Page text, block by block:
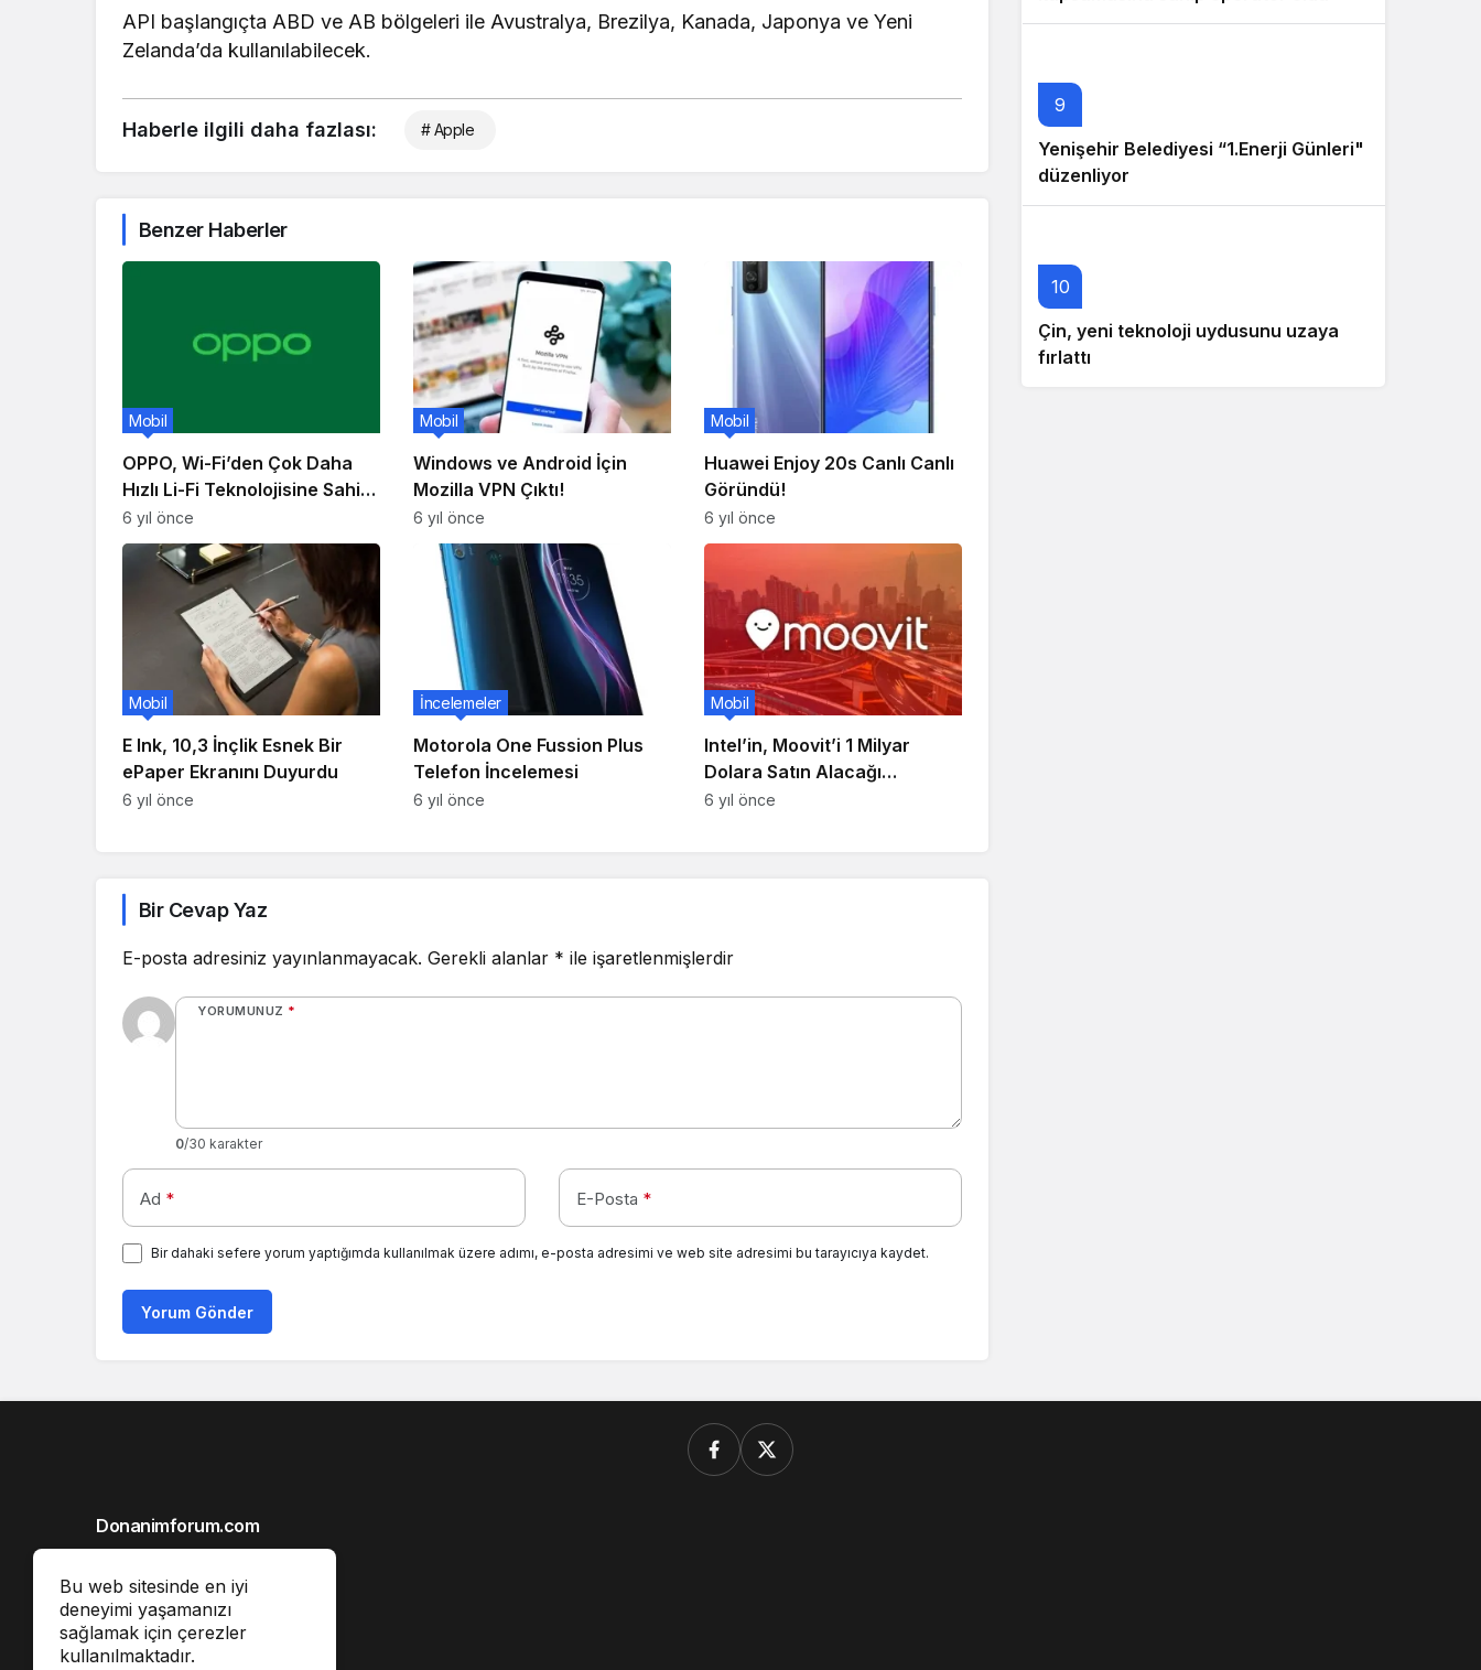
API başlangıçta ABD ve AB bölgeleri ile Avustralya, Brezilya, Kanada, Japonya ve Yeni
Zelanda’da kullanılabilecek.
Haberle ilgili daha fazlası: # Apple
Benzer Haberler
OPPO, Wi-Fi’den Çok Daha
Hızlı Li-Fi Teknolojisine Sahip
Akıllı Telefonu Patentledi!
Mobil
6 yıl önce
Windows ve Android İçin
Mozilla VPN Çıktı!
Mobil
6 yıl önce
Huawei Enjoy 20s Canlı Canlı
Göründü!
Mobil
6 yıl önce
E Ink, 10,3 İnçlik Esnek Bir
ePaper Ekranını Duyurdu
Mobil
6 yıl önce
Motorola One Fussion Plus
Telefon İncelemesi
İncelemeler
6 yıl önce
Intel’in, Moovit’i 1 Milyar
Dolara Satın Alacağı
Konuşuluyor
Mobil
6 yıl önce
Bir Cevap Yaz
E-posta adresiniz yayınlanmayacak. Gerekli alanlar * ile işaretlenmişlerdir
YORUMUNUZ *
0/30 karakter
Ad * E-Posta *
Bir dahaki sefere yorum yaptığımda kullanılmak üzere adımı, e-posta adresimi ve web site adresimi bu tarayıcıya kaydet.
Yorum Gönder
9
Yenişehir Belediyesi “1.Enerji Günleri"
düzenliyor
10
Çin, yeni teknoloji uydusunu uzaya
fırlattı
Bu web sitesinde en iyi
deneyimi yaşamanızı
sağlamak için çerezler
kullanılmaktadır.
Donanimforum.com
Gizlilik İlkeleri
Reklam